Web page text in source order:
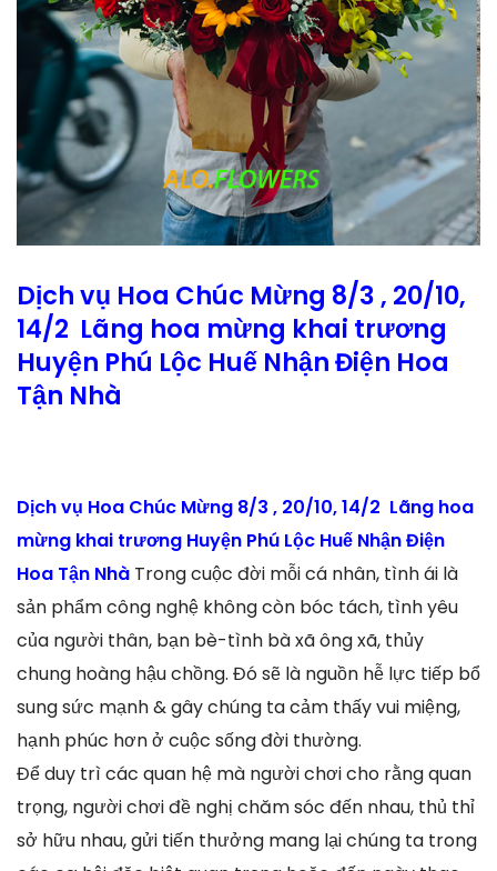
Dịch vụ Hoa Chúc Mừng 8/3 , 20/10,
14/2 Lãng hoa mừng khai trương
Huyện Phú Lộc Huế Nhận Điện Hoa
Tận Nhà
Dịch vụ Hoa Chúc Mừng 8/3 , 20/10, 14/2 Lãng hoa
mừng khai trương Huyện Phú Lộc Huế Nhận Điện
Hoa Tận Nhà Trong cuộc đời mỗi cá nhân, tình ái là
sản phẩm công nghệ không còn bóc tách, tình yêu
của người thân, bạn bè-tình bà xã ông xã, thủy
chung hoàng hậu chồng. Đó sẽ là nguồn hễ lực tiếp bổ
sung sức mạnh & gây chúng ta cảm thấy vui miệng,
hạnh phúc hơn ở cuộc sống đời thường.
Để duy trì các quan hệ mà người chơi cho rằng quan
trọng, người chơi đề nghị chăm sóc đến nhau, thủ thỉ
sở hữu nhau, gửi tiến thưởng mang lại chúng ta trong